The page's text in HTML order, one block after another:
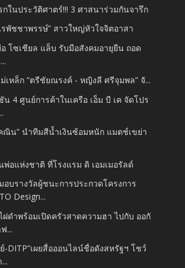
กในประวัติศาตร์!!! 3 ศาสนาร่วมกันจารึก
รพัชชาพรรษ์” สาวใหญ่หัวใจจิตอาสา
โซเชียล แล็บ รับมือสังคมอายุยืน ถอด
เหล็ก “ตรีชัยณรงค์ - หญิงลี ศรีจุมพล” จั...
น 4 ศูนย์การค้าในเครือ เอ็ม บี เค จัดโปร
ณิน” นำทีมสีน้ำเงินซ้อมหนัก แมตช์เขย่า
พ่อแห่งชาติ ที่โรงแรม ดิ เอมเมอรัลด์
อบรางวัลผู้ชนะการประกวดโครงการ
Design...
ฝดำพร้อมเปิดครัวสาดความฮา ไปกับ ออกั
...
-DITP”เผยสื่อออนไลน์ชื่อดังสหรัฐฯ โชว์